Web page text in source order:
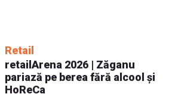
Retail
retailArena 2026 | Zăganu
pariază pe berea fără alcool și
HoReCa